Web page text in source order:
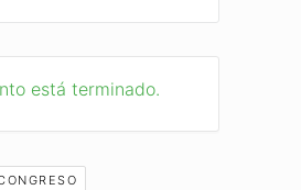
está terminado.